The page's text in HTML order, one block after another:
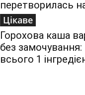
перетворилась
Цікаве
Горохова каша
без
всього 1